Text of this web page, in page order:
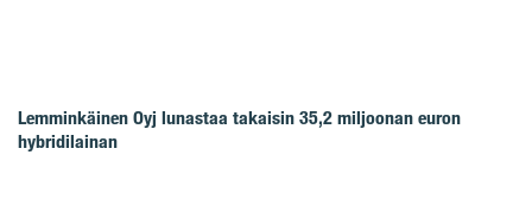
Lemminkäinen Oyj lunastaa takaisin 35,2 miljoonan euron
hybridilainan